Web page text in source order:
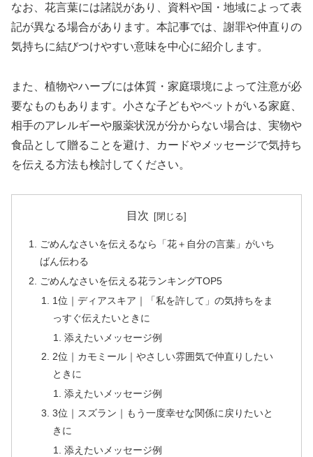
なお、花言葉には諸説があり、資料や国・地域によって表
記が異なる場合があります。本記事では、謝罪や仲直りの
気持ちに結びつけやすい意味を中心に紹介します。
また、植物やハーブには体質・家庭環境によって注意が必
要なものもあります。小さな子どもやペットがいる家庭、
相手のアレルギーや服薬状況が分からない場合は、実物や
食品として贈ることを避け、カードやメッセージで気持ち
を伝える方法も検討してください。
目次
ごめんなさいを伝えるなら「花＋自分の言葉」がいち
ばん伝わる
ごめんなさいを伝える花ランキングTOP5
1位｜ディアスキア｜「私を許して」の気持ちをま
っすぐ伝えたいときに
添えたいメッセージ例
2位｜カモミール｜やさしい雰囲気で仲直りしたい
ときに
添えたいメッセージ例
3位｜スズラン｜もう一度幸せな関係に戻りたいと
きに
添えたいメッセージ例